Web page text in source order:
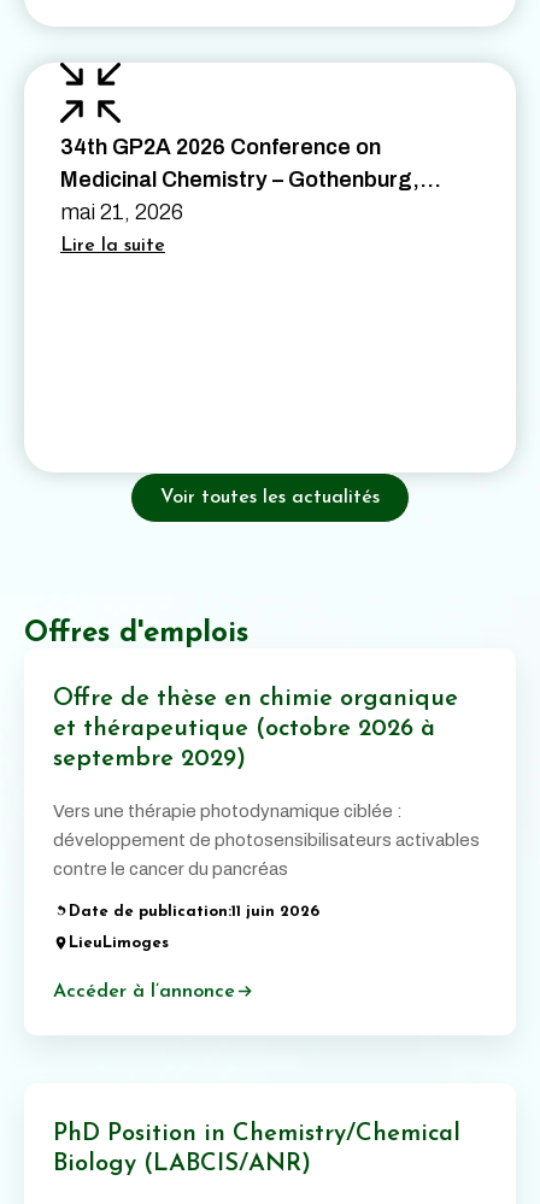
34th GP2A 2026 Conference on
Medicinal Chemistry – Gothenburg,
Sweden – August 26th to 28th 2026
mai 21, 2026
Lire la suite
Voir toutes les actualités
Offres d'emplois
Offre de thèse en chimie organique
et thérapeutique (octobre 2026 à
septembre 2029)
Vers une thérapie photodynamique ciblée :
développement de photosensibilisateurs activables
contre le cancer du pancréas
Date de publication:11 juin 2026
Lieu Limoges
Accéder à l’annonce
PhD Position in Chemistry/Chemical
Biology (LABCIS/ANR)